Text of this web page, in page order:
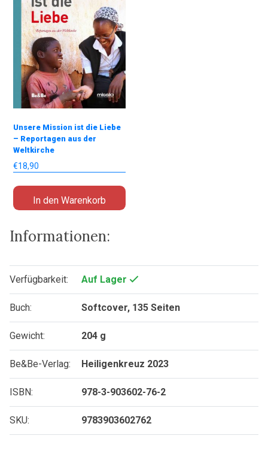
Unsere Mission ist die Liebe
– Reportagen aus der
Weltkirche
€18,90
In den Warenkorb
Informationen:
Verfügbarkeit: Auf Lager
Buch: Softcover, 135 Seiten
Gewicht: 204 g
Be&Be-Verlag: Heiligenkreuz 2023
ISBN: 978-3-903602-76-2
SKU: 9783903602762